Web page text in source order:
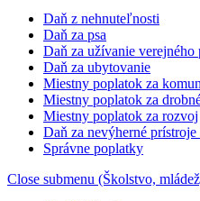
Daň z nehnuteľnosti
Daň za psa
Daň za užívanie verejného
Daň za ubytovanie
Miestny poplatok za
Miestny poplatok za
Miestny poplatok za rozvoj
Daň za nevýherné
Správne poplatky
Close submenu (Školstvo,